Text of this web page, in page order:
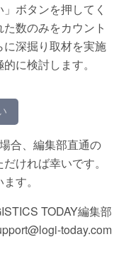
ボタンを押してく
数のみをカウント
深掘り取材を実施
に検討します。
合、編集部直通の
ければ幸いです。
す。
TODAY編集部
today.com